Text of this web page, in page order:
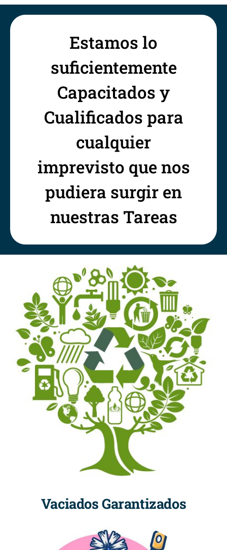
Estamos lo
suficientemente
Capacitados y
Cualificados para
cualquier
imprevisto que nos
pudiera surgir en
nuestras Tareas
Vaciados Garantizados